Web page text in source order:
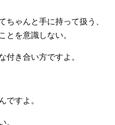
ちゃんと手に持って扱う、
とを意識しない。
付き合い方ですよ。
ですよ。
。